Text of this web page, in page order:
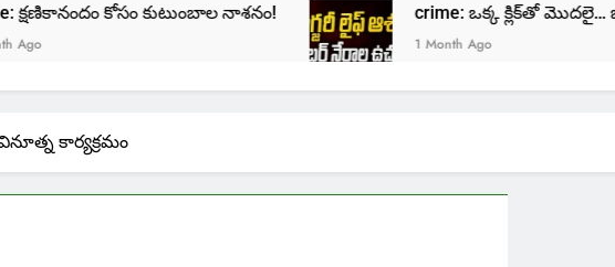
కోసం కుటుంబాల నాశనం! crime: ఒక్క క్లిక్‌తో మొదలై… జీవితాన్ని
1 Month Ago
కార్యక్రమం